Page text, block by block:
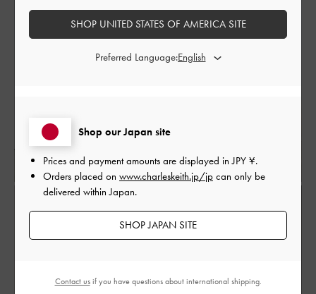
Shop our Japan site
Prices and payment amounts are displayed inJPY ¥.
Orders placed on www.charleskeith.jp/jp can only be
delivered within Japan.
SHOP JAPAN SITE
SHOP UNITED STATES OF AMERICA SITE
Preferred Language:
Contact usif you have questions about international shipping.